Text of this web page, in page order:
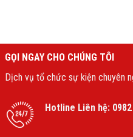
GỌI NGAY CHO CHÚNG TÔI
Dịch vụ tổ chức sự kiện chuyên
Hotline Liên hệ: